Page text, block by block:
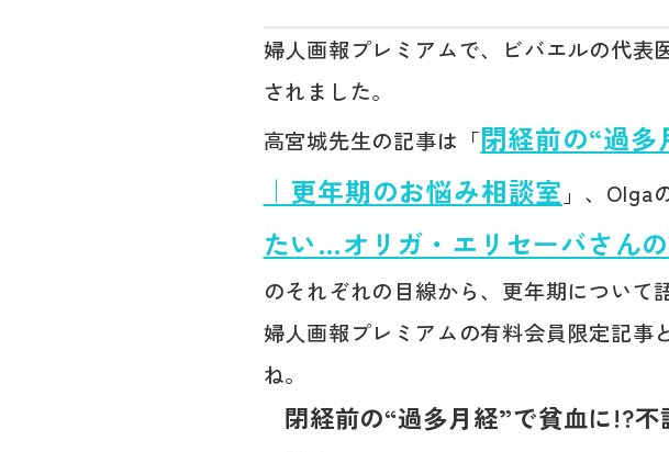
婦人画報プレミアムで、ビバエルの代
されました。
高宮城先生の記事は「閉経前の“過
｜更年期のお悩み相談室 」、Olga
たい…オリガ・エリセーバさん
のそれぞれの目線から、更年期について
婦人画報プレミアムの有料会員限定記事
ね。
閉経前の“過多月経”で貧血に!?